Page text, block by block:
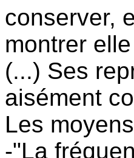
conserver,
montrer
(...) Ses
aisément
Les
-"La